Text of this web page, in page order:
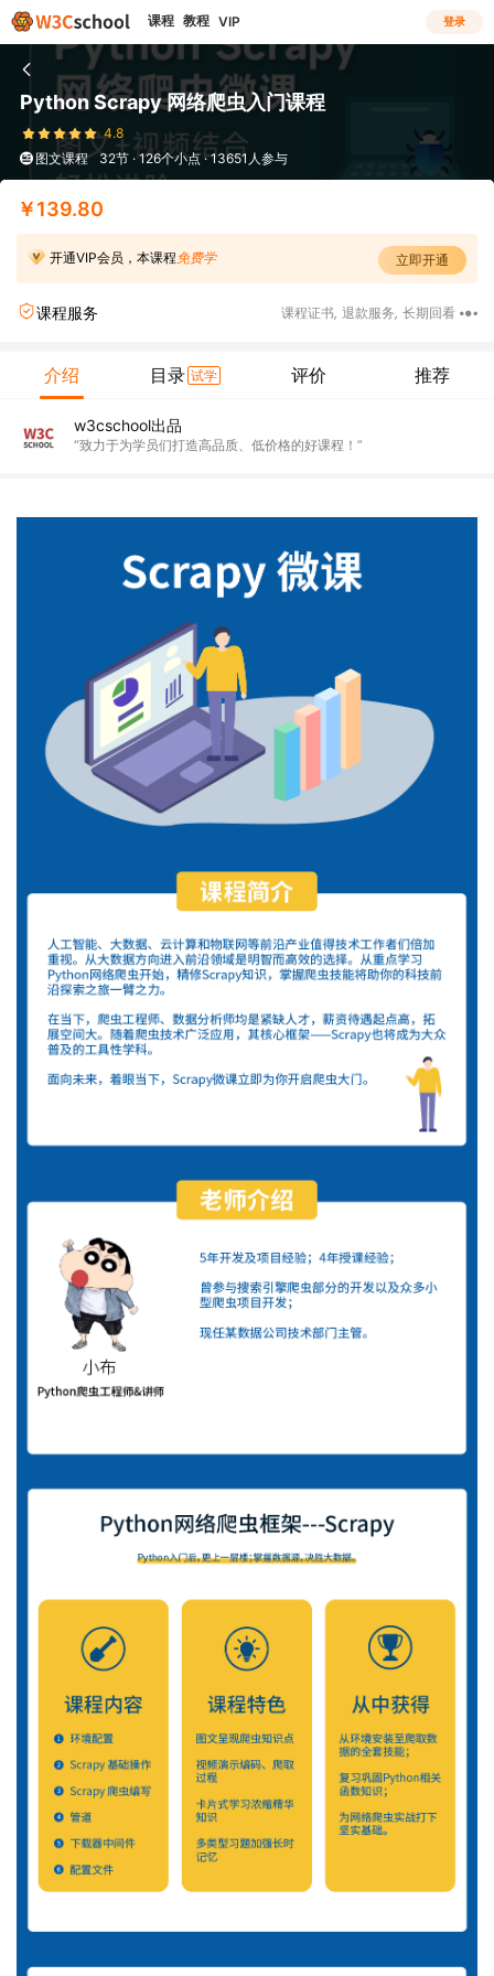
课程 教程 VIP 登录
Python Scrapy 网络爬虫入门课程
4.8
图文课程
32节 · 126个小点 · 13651人参与
￥139.80
开通VIP会员，本课程 免费学 立即开通
课程服务 课程证书 退款服务 长期回看
介绍 目录 试学 评价 推荐
w3cschool出品
“致力于为学员们打造高品质、低价格的好课程！”